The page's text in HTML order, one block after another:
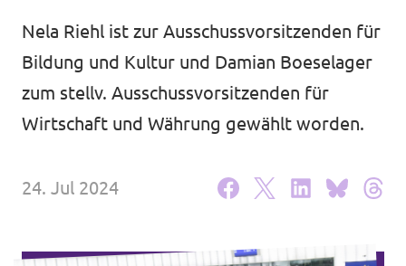
Presse
Mache bei uns mit!
Nela Riehl ist zur Ausschussvorsitzenden für
Bildung und Kultur und Damian Boeselager
zum stellv. Ausschussvorsitzenden für
Wirtschaft und Währung gewählt worden.
24. Jul 2024